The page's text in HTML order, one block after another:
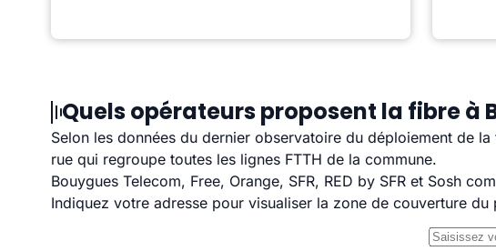
Quels opérateurs proposent la fibre à
Selon les données du dernier observatoire du déploiement de la
rue qui regroupe toutes les lignes FTTH de la commune.
Bouygues Telecom, Free, Orange, SFR, RED by SFR et Sosh
Indiquez votre adresse pour visualiser la zone de couverture